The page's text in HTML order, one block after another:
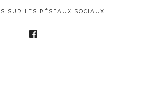
SUR LES RÉSEAUX SOCIAUX !